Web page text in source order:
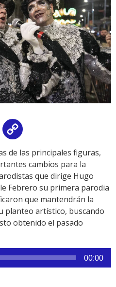
Email
Link
de las principales figuras,
cambios para la
que dirige Hugo
Febrero su primera parodia
que mantendrán la
planteo artístico, buscando
obtenido el pasado
00:00